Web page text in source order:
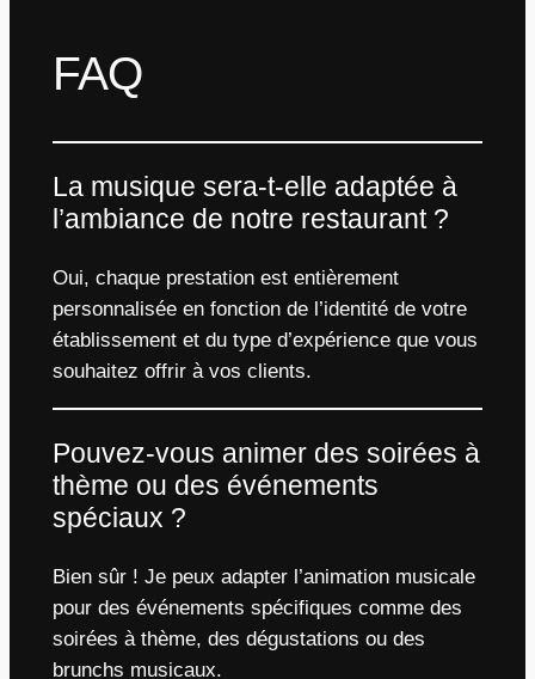
FAQ
La musique sera-t-elle adaptée à
l’ambiance de notre restaurant ?
Oui, chaque prestation est entièrement
personnalisée en fonction de l’identité de votre
établissement et du type d’expérience que vous
souhaitez offrir à vos clients.
Pouvez-vous animer des soirées à
thème ou des événements
spéciaux ?
Bien sûr ! Je peux adapter l’animation musicale
pour des événements spécifiques comme des
soirées à thème, des dégustations ou des
brunchs musicaux.